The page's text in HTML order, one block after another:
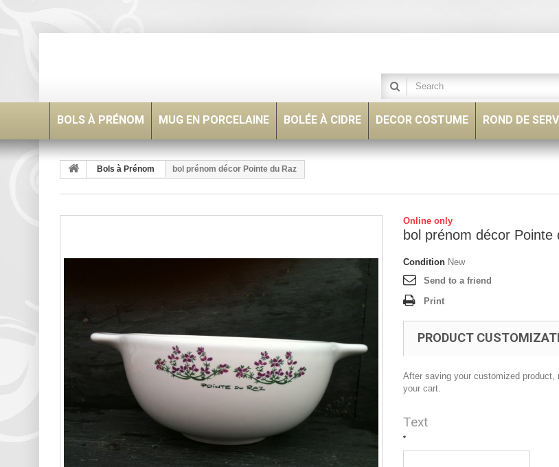
BOLS À PRÉNOM MUG EN PORCELAINE BOLÉE À CIDRE DECOR COSTUME ROND DE
Bols à Prénom bol prénom décor Pointe du Raz
Online only
bol prénom décor Pointe
Condition New
Send to a friend
Print
PRODUCT
After saving your customized product,
your cart.
Text
*